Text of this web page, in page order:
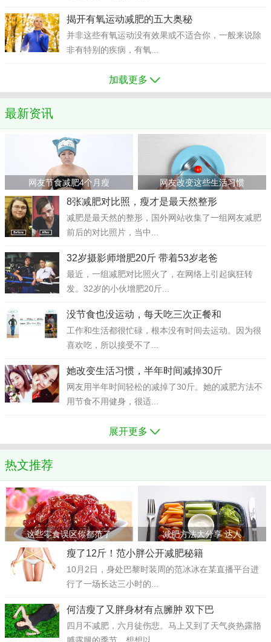
揭开有氧运动减肥的五大奥秘
并非这些有氧运动没有效果或不适合你，一般来说除
非有特别的疾病，有氧...
加载更多
最新资讯
网友节食减肥4个月瘦 网友改变这些生活习惯
8张减肥对比照，瘦才是最天然整形
减肥是最天然的整形，国外网站收集了一组网友减肥
前后的对比照片，当中...
32岁摄影师增肥20斤 带着53岁老爸
最近，一组减肥对比照火了，在网络上引起疯狂转
发。32岁的小伙增肥20斤...
没节食也没运动，每天吃三次正餐和
工作和生活都很忙碌，根本没有时间去运动。因为很
喜欢吃，所以接受不了...
她改变生活习惯，半年时间减掉30斤
网友用半年时间轻松的减掉了30斤。她的减肥方法不
用节食不用健身，很适...
展开更多
热文推荐
这些零食误区你都范了 减肥方法大分享 达人
瘦了12斤！范小胖公开减肥秘籍
10月2日，身处巴黎时装周的范冰冰在某直播平台进
行了一场长达三小时的...
何洁瘦了又胖身材有点臃肿 双下巴
四月不减肥，六月徒伤悲。马上又到了天气炎热露胳